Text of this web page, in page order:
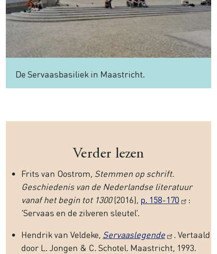
De Servaasbasiliek in Maastricht.
Verder lezen
Frits van Oostrom, Stemmen op schrift.
Geschiedenis van de Nederlandse literatuur
vanaf het begin tot 1300(2016), p. 158-170
:
‘Servaas en de zilveren sleutel’.
Hendrik van Veldeke, Servaaslegende
. Vertaald
door L. Jongen & C. Schotel. Maastricht, 1993.